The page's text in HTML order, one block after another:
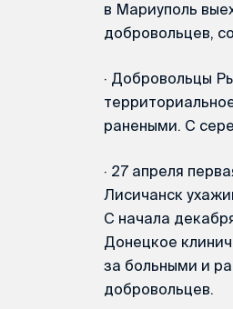
в Мариуполь
добровольцев,
· Добровольцы
ранеными. С
· 27 апреля
Лисичанск
С начала
Донецкое
за больными и
добровольцев.